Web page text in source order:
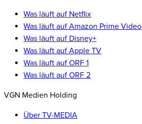
Was läuft auf Netflix
Was läuft auf Amazon Prime Video
Was läuft auf Disney+
Was läuft auf Apple TV
Was läuft auf ORF 1
Was läuft auf ORF 2
VGN Medien Holding
Über TV-MEDIA